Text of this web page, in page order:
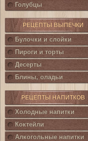
Голубцы
РЕЦЕПТЫ ВЫПЕЧКИ
Булочки и слойки
Пироги и торты
Десерты
Блины, оладьи
РЕЦЕПТЫ НАПИТКОВ
Холодные напитки
Коктейли
Алкогольные напитки